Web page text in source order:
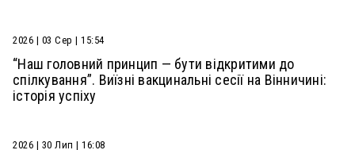
2026 | 03 Сер | 15:54
“Наш головний принцип — бути відкритими до
спілкування”. Виїзні вакцинальні сесії на Вінничині:
історія успіху
2026 | 30 Лип | 16:08